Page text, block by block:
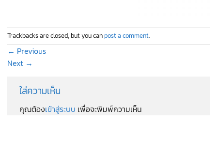
Trackbacks are closed, but you can post a comment.
← Previous
Next →
ใส่ความเห็น
คุณต้องเข้าสู่ระบบ เพื่อจะพิมพ์ความเห็น